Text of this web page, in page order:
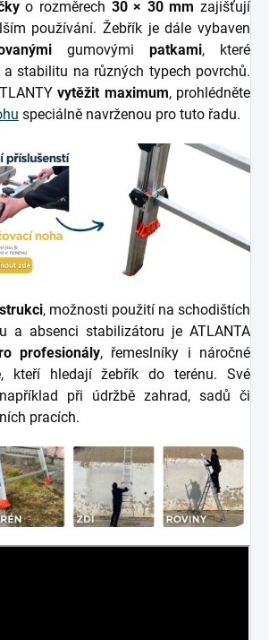
o rozměrech 30 × 30 mm zajišťují
používání. Žebřík je dále vybaven
gumovými patkami, které
a stabilitu na různých typech povrchů.
vytěžit maximum, prohlédněte
speciálně navrženou pro tuto řadu.
, možnosti použití na schodištích
a absenci stabilizátoru je ATLANTA
profesionály, řemeslníky i náročné
kteří hledají žebřík do terénu. Své
při údržbě zahrad, sadů či
pracích.